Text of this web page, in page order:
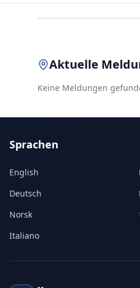
Aktuelle
Keine Meldungen
Sprachen
English
Deutsch
Norsk
Italiano